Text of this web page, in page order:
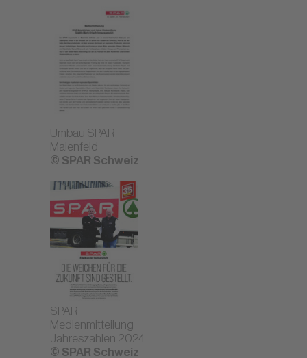
Umbau SPAR
Maienfeld
© SPAR Schweiz
SPAR
Medienmitteilung
Jahreszahlen 2024
© SPAR Schweiz